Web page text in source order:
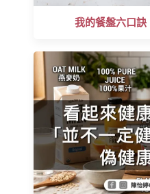
我的餐盤六口訣